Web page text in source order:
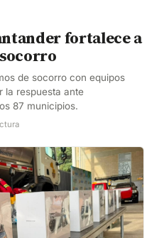
fortalece a
de socorro con equipos
la respuesta ante
87 municipios.